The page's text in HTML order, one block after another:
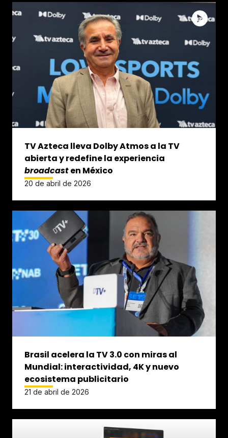
TV Azteca lleva Dolby Atmos a la TV
abierta y redefine la experiencia
broadcasten México
20 de abril de 2026
Brasil acelera la TV 3.0 con miras al
Mundial: interactividad, 4K y nuevo
ecosistema publicitario
21 de abril de 2026